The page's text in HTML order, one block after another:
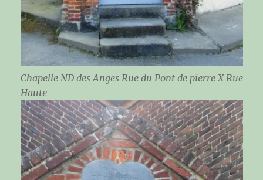
Chapelle ND des Anges Rue du Pont de pierre X Rue
Haute